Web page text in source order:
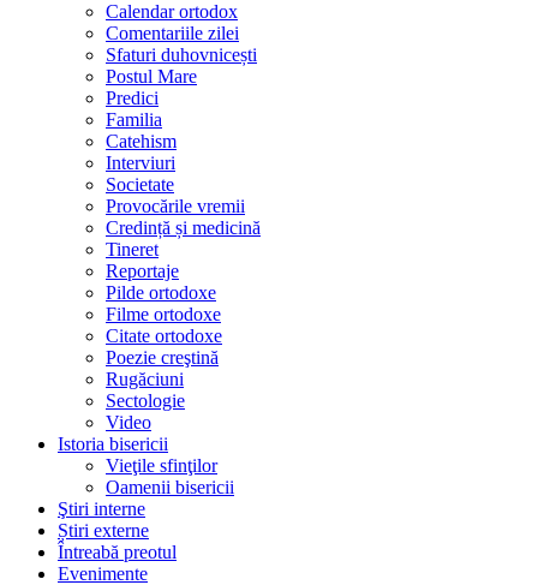
Calendar ortodox
Comentariile zilei
Sfaturi duhovnicești
Postul Mare
Predici
Familia
Catehism
Interviuri
Societate
Provocările vremii
Credință și medicină
Tineret
Reportaje
Pilde ortodoxe
Filme ortodoxe
Citate ortodoxe
Poezie creştină
Rugăciuni
Sectologie
Video
Istoria bisericii
Vieţile sfinţilor
Oamenii bisericii
Ştiri interne
Știri externe
Întreabă preotul
Evenimente